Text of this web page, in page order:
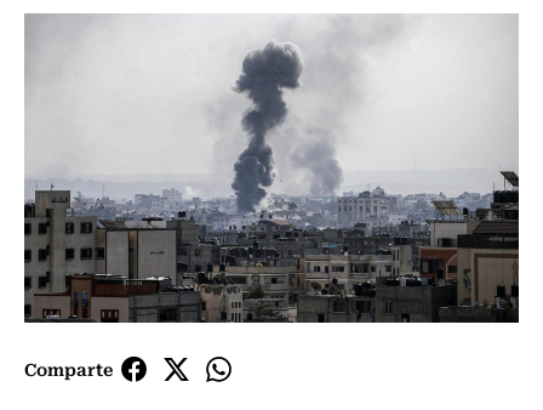
Comparte